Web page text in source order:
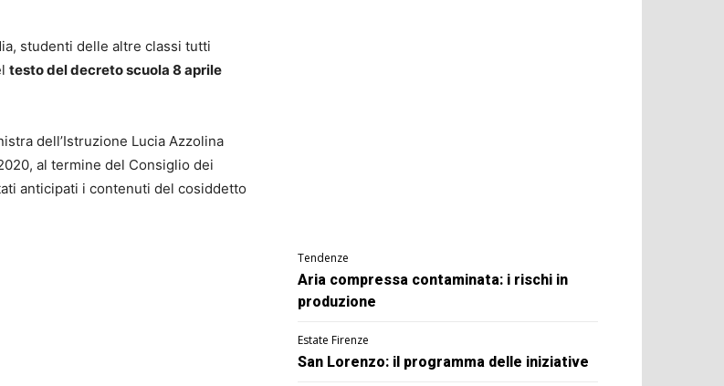
studenti delle altre classi tutti
testo del decreto scuola 8 aprile
dell’Istruzione Lucia Azzolina
al termine del Consiglio dei
anticipati i contenuti del cosiddetto
Tendenze
Aria compressa contaminata: i rischi in
produzione
Estate Firenze
San Lorenzo: il programma delle iniziative